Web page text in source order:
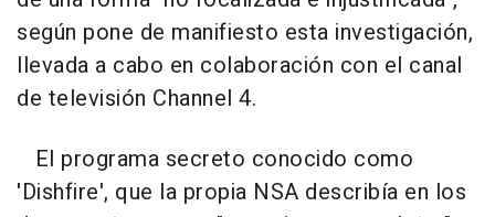
según pone de manifiesto esta investigación,
llevada a cabo en colaboración con el canal
de televisión Channel 4.
El programa secreto conocido como
'Dishfire', que la propia NSA describía en los